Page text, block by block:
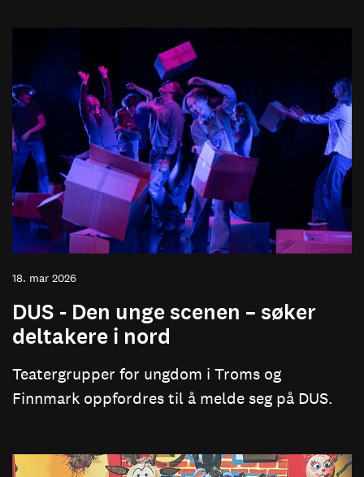
18. mar 2026
DUS - Den unge scenen – søker
deltakere i nord
Teatergrupper for ungdom i Troms og
Finnmark oppfordres til å melde seg på DUS.